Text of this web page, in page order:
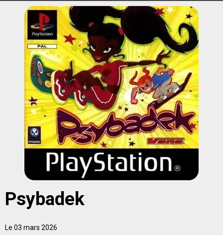
Psybadek
Le 03 mars 2026